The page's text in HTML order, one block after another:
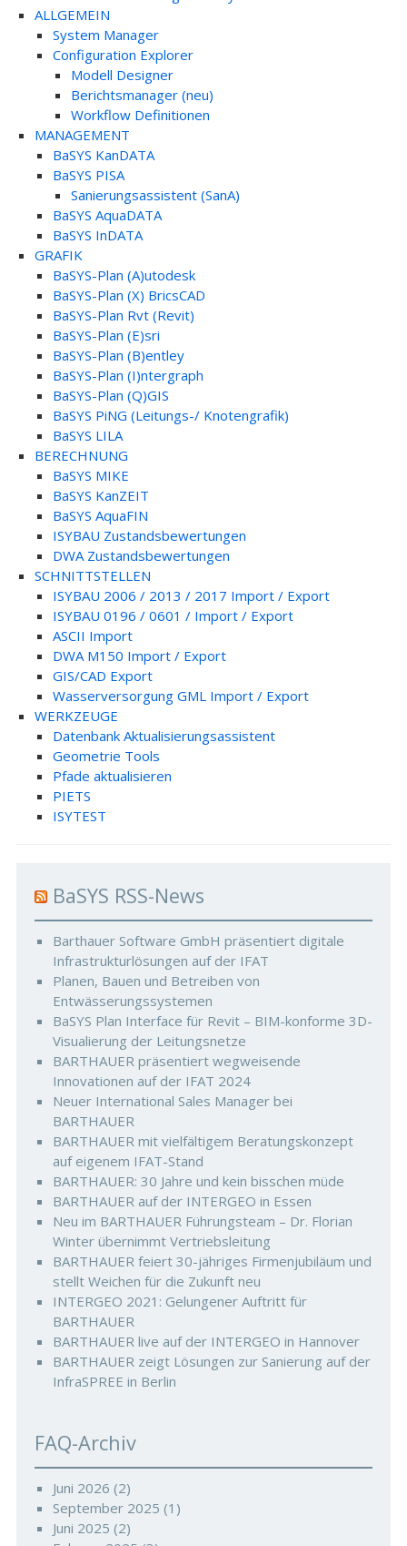
ALLGEMEIN
System Manager
Configuration Explorer
Modell Designer
Berichtsmanager (neu)
Workflow Definitionen
MANAGEMENT
BaSYS KanDATA
BaSYS PISA
Sanierungsassistent (SanA)
BaSYS AquaDATA
BaSYS InDATA
GRAFIK
BaSYS-Plan (A)utodesk
BaSYS-Plan (X) BricsCAD
BaSYS-Plan Rvt (Revit)
BaSYS-Plan (E)sri
BaSYS-Plan (B)entley
BaSYS-Plan (I)ntergraph
BaSYS-Plan (Q)GIS
BaSYS PiNG (Leitungs-/ Knotengrafik)
BaSYS LILA
BERECHNUNG
BaSYS MIKE
BaSYS KanZEIT
BaSYS AquaFIN
ISYBAU Zustandsbewertungen
DWA Zustandsbewertungen
SCHNITTSTELLEN
ISYBAU 2006 / 2013 / 2017 Import / Export
ISYBAU 0196 / 0601 / Import / Export
ASCII Import
DWA M150 Import / Export
GIS/CAD Export
Wasserversorgung GML Import / Export
WERKZEUGE
Datenbank Aktualisierungsassistent
Geometrie Tools
Pfade aktualisieren
PIETS
ISYTEST
BaSYS RSS-News
Barthauer Software GmbH präsentiert digitale
Infrastrukturlösungen auf der IFAT
Planen, Bauen und Betreiben von
Entwässerungssystemen
BaSYS Plan Interface für Revit – BIM-konforme 3D-
Visualierung der Leitungsnetze
BARTHAUER präsentiert wegweisende
Innovationen auf der IFAT 2024
Neuer International Sales Manager bei
BARTHAUER
BARTHAUER mit vielfältigem Beratungskonzept
auf eigenem IFAT-Stand
BARTHAUER: 30 Jahre und kein bisschen müde
BARTHAUER auf der INTERGEO in Essen
Neu im BARTHAUER Führungsteam – Dr. Florian
Winter übernimmt Vertriebsleitung
BARTHAUER feiert 30-jähriges Firmenjubiläum und
stellt Weichen für die Zukunft neu
INTERGEO 2021: Gelungener Auftritt für
BARTHAUER
BARTHAUER live auf der INTERGEO in Hannover
BARTHAUER zeigt Lösungen zur Sanierung auf der
InfraSPREE in Berlin
FAQ-Archiv
Juni 2026 (2)
September 2025 (1)
Juni 2025 (2)